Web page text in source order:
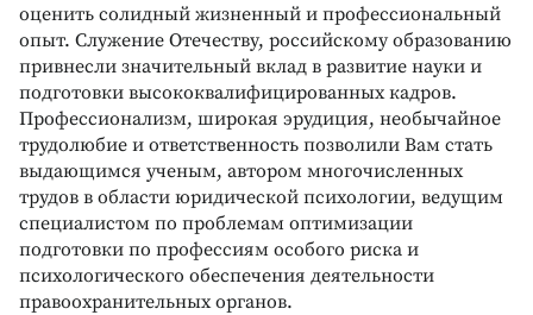
оценить солидный жизненный и профессиональный
опыт. Служение Отечеству, российскому образованию
привнесли значительный вклад в развитие науки и
подготовки высококвалифицированных кадров.
Профессионализм, широкая эрудиция, необычайное
трудолюбие и ответственность позволили Вам стать
выдающимся ученым, автором многочисленных
трудов в области юридической психологии, ведущим
специалистом по проблемам оптимизации
подготовки по профессиям особого риска и
психологического обеспечения деятельности
правоохранительных органов.